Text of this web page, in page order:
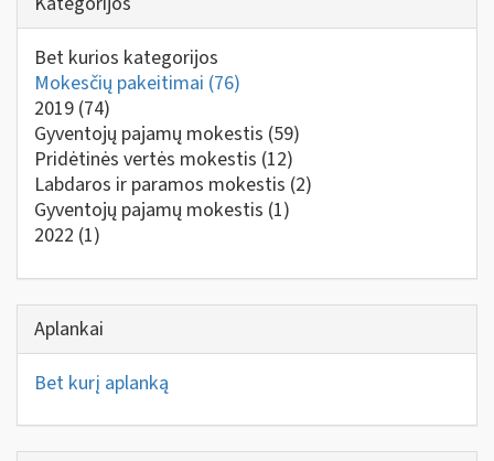
Bet kurios kategorijos
Mokesčių pakeitimai (76)
2019 (74)
Gyventojų pajamų mokestis (59)
Pridėtinės vertės mokestis (12)
Labdaros ir paramos mokestis (2)
Gyventojų pajamų mokestis (1)
2022 (1)
Aplankai
Bet kurį aplanką